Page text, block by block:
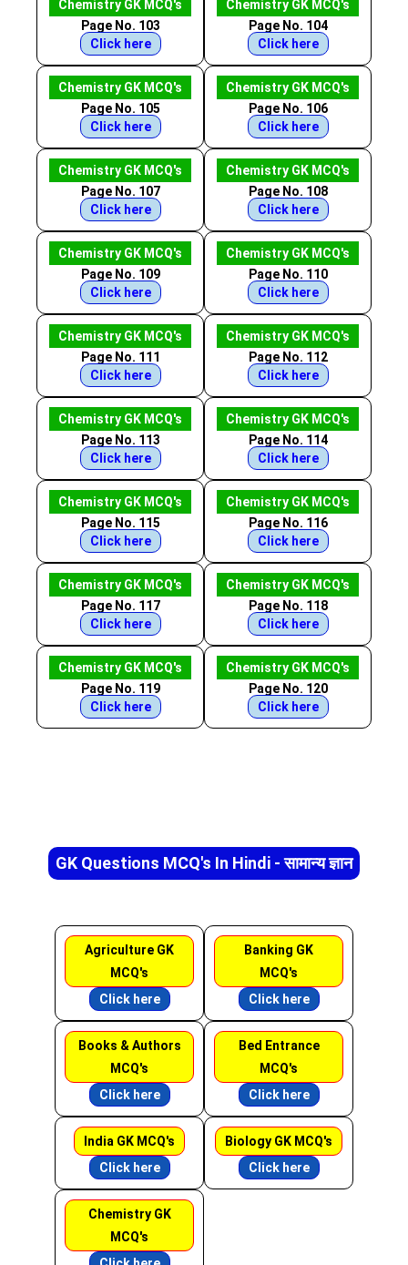
Chemistry GK MCQ's
Page No. 103
Click here
Chemistry GK MCQ's
Page No. 104
Click here
Chemistry GK MCQ's
Page No. 105
Click here
Chemistry GK MCQ's
Page No. 106
Click here
Chemistry GK MCQ's
Page No. 107
Click here
Chemistry GK MCQ's
Page No. 108
Click here
Chemistry GK MCQ's
Page No. 109
Click here
Chemistry GK MCQ's
Page No. 110
Click here
Chemistry GK MCQ's
Page No. 111
Click here
Chemistry GK MCQ's
Page No. 112
Click here
Chemistry GK MCQ's
Page No. 113
Click here
Chemistry GK MCQ's
Page No. 114
Click here
Chemistry GK MCQ's
Page No. 115
Click here
Chemistry GK MCQ's
Page No. 116
Click here
Chemistry GK MCQ's
Page No. 117
Click here
Chemistry GK MCQ's
Page No. 118
Click here
Chemistry GK MCQ's
Page No. 119
Click here
Chemistry GK MCQ's
Page No. 120
Click here
GK Questions MCQ's In Hindi - सामान्य ज्ञान
Agriculture GK
MCQ's
Click here
Banking GK
MCQ's
Click here
Books & Authors
MCQ's
Click here
Bed Entrance
MCQ's
Click here
India GK MCQ's
Click here
Biology GK MCQ's
Click here
Chemistry GK
MCQ's